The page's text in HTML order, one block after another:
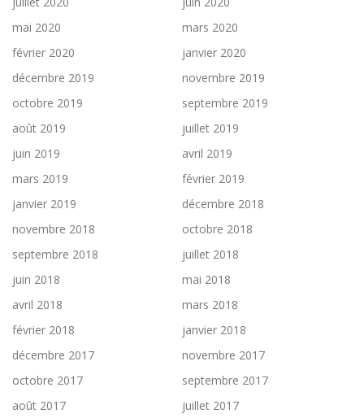
mai 2020
mars 2020
février 2020
janvier 2020
décembre 2019
novembre 2019
octobre 2019
septembre 2019
août 2019
juillet 2019
juin 2019
avril 2019
mars 2019
février 2019
janvier 2019
décembre 2018
novembre 2018
octobre 2018
septembre 2018
juillet 2018
juin 2018
mai 2018
avril 2018
mars 2018
février 2018
janvier 2018
décembre 2017
novembre 2017
octobre 2017
septembre 2017
août 2017
juillet 2017